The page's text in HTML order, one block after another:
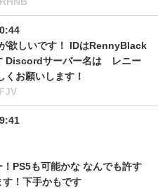
欲しいです！ IDはRennyBlack
Discordサーバー名は レニー
くお願いします！
PS5も可能かな なんでも許す
！下手かもです